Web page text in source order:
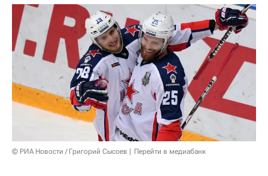
© РИА Новости / Григорий Сысоев Перейти в медиабанк